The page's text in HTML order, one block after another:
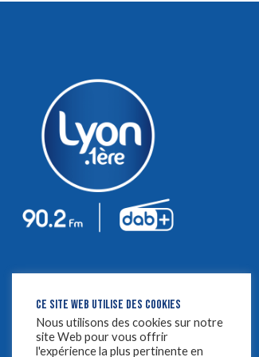
CE SITE WEB UTILISE DES COOKIES
Nous utilisons des cookies sur notre
site Web pour vous offrir
l'expérience la plus pertinente en